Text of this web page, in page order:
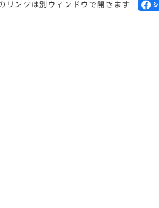
リンクは別ウィンドウで開きます